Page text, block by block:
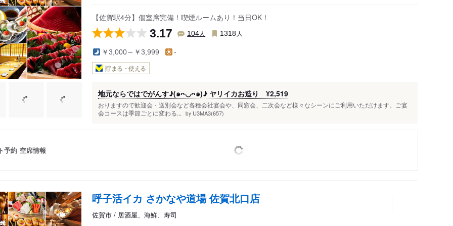
【佐賀駅4分】個室席完備！喫煙ルームあり！当日OK！
3.17 104人 1318 人
￥3,000～￥3,999 -
貯まる・使える
地元ならではでがんす♪(๑ᴖ◡ᴖ๑)♪ ヤリイカお造り ¥2,519
おりますので歓迎会・送別会など各種会社宴会や、同窓会、二次会など様々なシーンにご利用いただけます。ご宴
会コースは季節ごとに変わる...
by U3MA3(657)
予約 空席情報
呼子活イカ さかなや道場 佐賀北口店
佐賀市 / 居酒屋、海鮮、寿司